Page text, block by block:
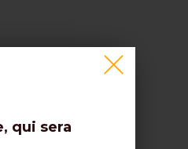
qui sera